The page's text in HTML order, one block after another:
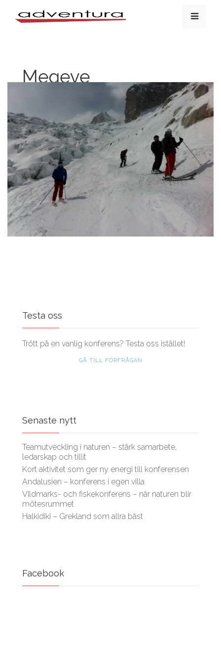
Megeve
Testa oss
Trött på en vanlig konferens? Testa oss istället!
GÅ TILL FÖRFRÅGAN
Senaste nytt
Teamutveckling i naturen – stärk samarbete,
ledarskap och tillit
Kort aktivitet som ger ny energi till konferensen
Andalusien – konferens i egen villa
Vildmarks- och fiskekonferens – när naturen blir
mötesrummet
Halkidiki – Grekland som allra bäst
Facebook